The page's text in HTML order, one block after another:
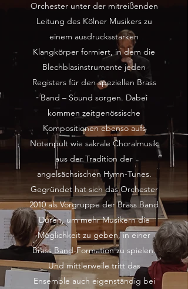
Orchester unter der mitreißenden
Leitung des Kölner Musikers zu
einem ausdrucksstarken
Klangkörper formiert, in dem die
Blechblasinstrumente jeden
Registers für den speziellen Brass
Band – Sound sorgen. Dabei
kommen zeitgenössische
Kompositionen ebenso aufs
Notenpult wie sakrale Choralmusik
aus der Tradition der
angelsächsischen Hymn-Tunes.
Gegründet hat sich das Orchester
2010 als Vorgruppe der Brass Band
Düren, um mehr Musikern die
Möglichkeit zu geben, in einer
Brass Band-Formation zu spielen.
Und mittlerweile tritt das
Ensemble auch eigenständig bei